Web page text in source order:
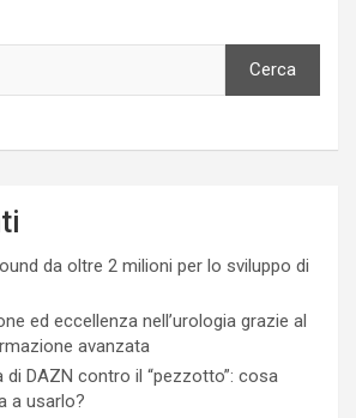
Cerca
da oltre 2 milioni per lo sviluppo di
ed eccellenza nell’urologia grazie al
avanzata
di DAZN contro il “pezzotto”: cosa
a usarlo?